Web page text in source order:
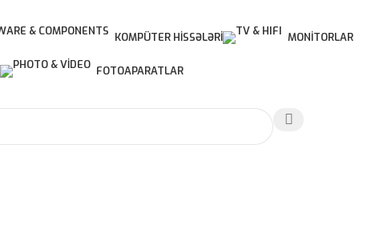
KOMPÜTER HISSƏLƏRI MONITORLAR
FOTOAPARATLAR